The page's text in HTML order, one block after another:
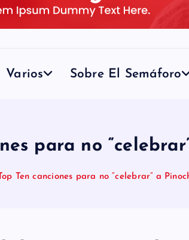
Varios Sobre El Semáforo
para no
Top Ten canciones para no “celebrar” a